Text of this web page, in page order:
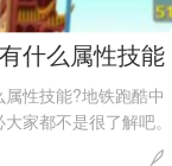
什么属性技能
全一览
性技能?地铁跑酷中
家都不是很了解吧。
性特点，如果有玩家